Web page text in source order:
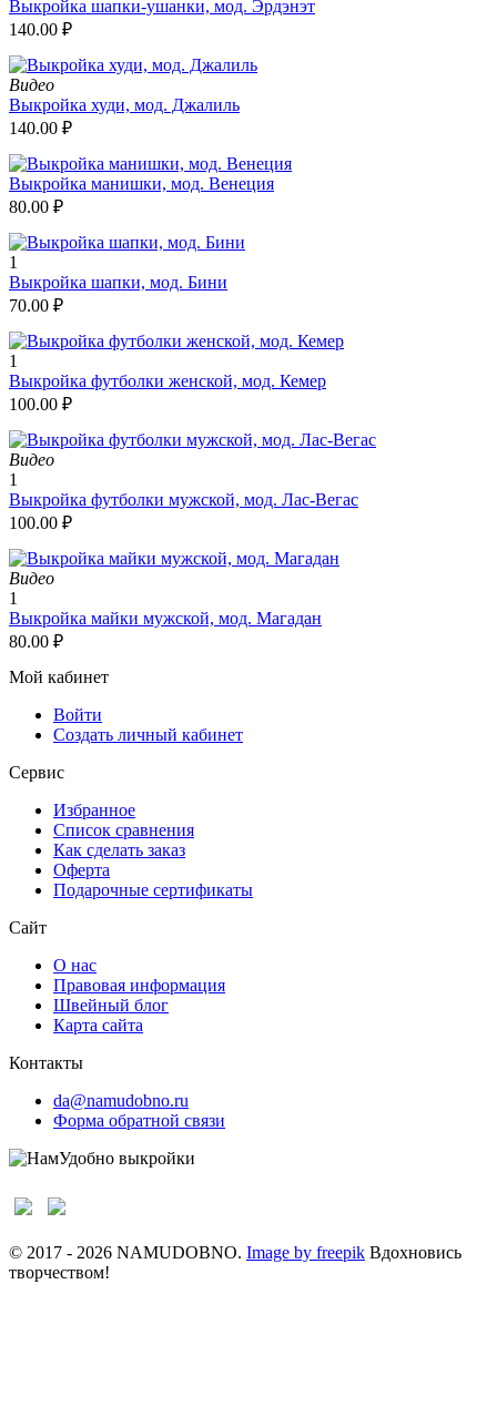
Выкройка шапки-ушанки, мод. Эрдэнэт
140.00 ₽
Видео
Выкройка худи, мод. Джалиль
140.00 ₽
Выкройка манишки, мод. Венеция
80.00 ₽
1
Выкройка шапки, мод. Бини
70.00 ₽
1
Выкройка футболки женской, мод. Кемер
100.00 ₽
Видео
1
Выкройка футболки мужской, мод. Лас-Вегас
100.00 ₽
Видео
1
Выкройка майки мужской, мод. Магадан
80.00 ₽
Мой кабинет
Войти
Создать личный кабинет
Сервис
Избранное
Список сравнения
Как сделать заказ
Оферта
Подарочные сертификаты
Сайт
О нас
Правовая информация
Швейный блог
Карта сайта
Контакты
da@namudobno.ru
Форма обратной связи
© 2017 - 2026 NAMUDOBNO. Image by freepik Вдохновись
творчеством!